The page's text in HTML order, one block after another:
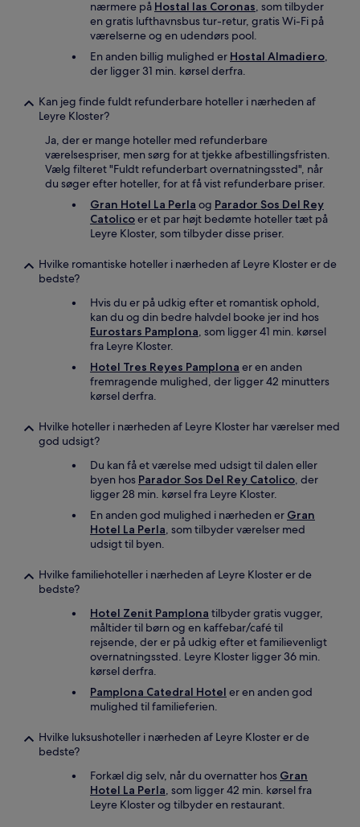
nærmere på Hostal las Coronas, som tilbyder
en gratis lufthavnsbus tur-retur, gratis Wi-Fi på
værelserne og en udendørs pool.
En anden billig mulighed er Hostal Almadiero,
der ligger 31 min. kørsel derfra.
Kan jeg finde fuldt refunderbare hoteller i nærheden af
Leyre Kloster?
Ja, der er mange hoteller med refunderbare
værelsespriser, men sørg for at tjekke afbestillingsfristen.
Vælg filteret "Fuldt refunderbart overnatningssted", når
du søger efter hoteller, for at få vist refunderbare priser.
Gran Hotel La Perla og Parador Sos Del Rey
Catolicoer et par højt bedømte hoteller tæt på
Leyre Kloster, som tilbyder disse priser.
Hvilke romantiske hoteller i nærheden af Leyre Kloster er de
bedste?
Hvis du er på udkig efter et romantisk ophold,
kan du og din bedre halvdel booke jer ind hos
Eurostars Pamplona, som ligger 41 min. kørsel
fra Leyre Kloster.
Hotel Tres Reyes Pamplona er en anden
fremragende mulighed, der ligger 42 minutters
kørsel derfra.
Hvilke hoteller i nærheden af Leyre Kloster har værelser med
god udsigt?
Du kan få et værelse med udsigt til dalen eller
byen hos Parador Sos Del Rey Catolico, der
ligger 28 min. kørsel fra Leyre Kloster.
En anden god mulighed i nærheden er Gran
Hotel La Perla, som tilbyder værelser med
udsigt til byen.
Hvilke familiehoteller i nærheden af Leyre Kloster er de
bedste?
Hotel Zenit Pamplona tilbyder gratis vugger,
måltider til børn og en kaffebar/café til
rejsende, der er på udkig efter et familievenligt
overnatningssted. Leyre Kloster ligger 36 min.
kørsel derfra.
Pamplona Catedral Hotel er en anden god
mulighed til familieferien.
Hvilke luksushoteller i nærheden af Leyre Kloster er de
bedste?
Forkæl dig selv, når du overnatter hos Gran
Hotel La Perla, som ligger 42 min. kørsel fra
Leyre Kloster og tilbyder en restaurant.